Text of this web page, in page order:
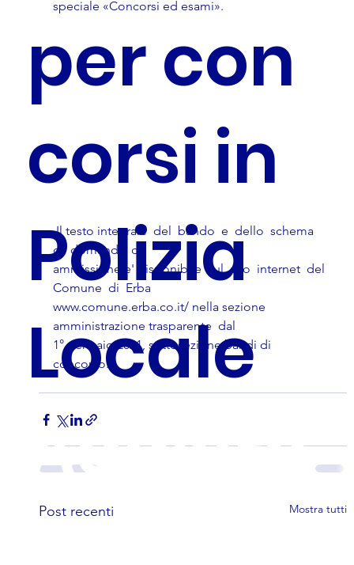
per con
corsi in
Polizia
Locale
Aggiorn
speciale «Concorsi ed esami».
Il testo integrale  del  bando  e  dello  schema
di  domanda  di
ammissione e' disponibile  sul  sito  internet  del
Comune  di  Erba
www.comune.erba.co.it/ nella sezione
amministrazione trasparente  dal
1° gennaio 2021, sottosezione bandi di
concorso.
Post recenti Mostra tutti